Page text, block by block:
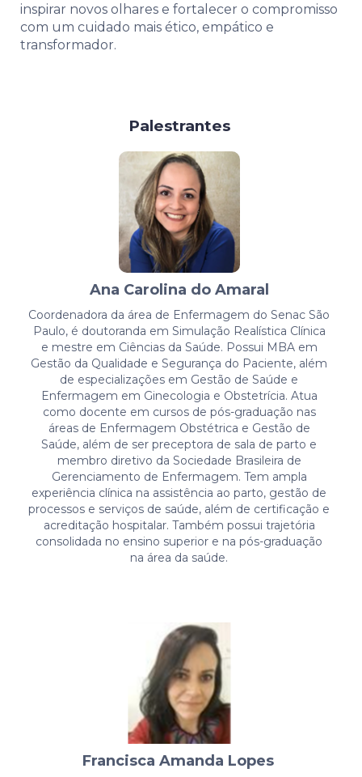
inspirar novos olhares e fortalecer o compromisso
com um cuidado mais ético, empático e
transformador.
Palestrantes
Ana Carolina do Amaral
Coordenadora da área de Enfermagem do Senac São
Paulo, é doutoranda em Simulação Realística Clínica
e mestre em Ciências da Saúde. Possui MBA em
Gestão da Qualidade e Segurança do Paciente, além
de especializações em Gestão de Saúde e
Enfermagem em Ginecologia e Obstetrícia. Atua
como docente em cursos de pós-graduação nas
áreas de Enfermagem Obstétrica e Gestão de
Saúde, além de ser preceptora de sala de parto e
membro diretivo da Sociedade Brasileira de
Gerenciamento de Enfermagem. Tem ampla
experiência clínica na assistência ao parto, gestão de
processos e serviços de saúde, além de certificação e
acreditação hospitalar. Também possui trajetória
consolidada no ensino superior e na pós-graduação
na área da saúde.
Francisca Amanda Lopes